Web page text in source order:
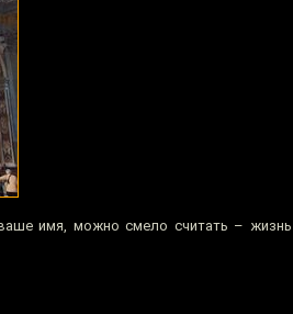
имя, можно смело считать – жизнь